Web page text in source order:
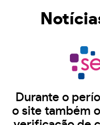
Durante o
o site também